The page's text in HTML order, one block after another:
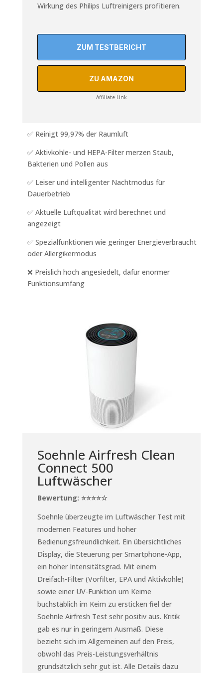
Wirkung des Philips Luftreinigers profitieren.
ZUM TESTBERICHT
ZU AMAZON
Affiliate-Link
✅ Reinigt 99,97% der Raumluft
✅ Aktivkohle- und HEPA-Filter merzen Staub,
Bakterien und Pollen aus
✅ Leiser und intelligenter Nachtmodus für
Dauerbetrieb
✅ Aktuelle Luftqualität wird berechnet und
angezeigt
✅ Spezialfunktionen wie geringer Energieverbraucht
oder Allergikermodus
❌ Preislich hoch angesiedelt, dafür enormer
Funktionsumfang
Soehnle Airfresh Clean
Connect 500
Luftwäscher
Bewertung: ⭐⭐⭐⭐☆
Soehnle überzeugte im Luftwäscher Test mit
modernen Features und hoher
Bedienungsfreundlichkeit. Ein übersichtliches
Display, die Steuerung per Smartphone-App,
ein hoher Intensitätsgrad. Mit einem
Dreifach-Filter (Vorfilter, EPA und Aktivkohle)
sowie einer UV-Funktion um Keime
buchstäblich im Keim zu ersticken fiel der
Soehnle Airfresh Test sehr positiv aus. Kritik
gab es nur in geringem Ausmaß. Diese
bezieht sich im Allgemeinen auf den Preis,
obwohl das Preis-Leistungsverhältnis
grundsätzlich sehr gut ist. Alle Details dazu